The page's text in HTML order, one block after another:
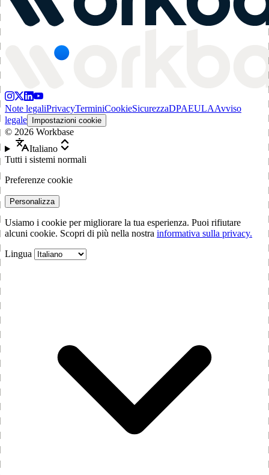
Note legaliPrivacyTerminiCookieSicurezzaDPAEULAAvviso
legale
Impostazioni cookie
© 2026 Workbase
Italiano
Tutti i sistemi normali
Preferenze cookie
Personalizza
Usiamo i cookie per migliorare la tua esperienza. Puoi rifiutare
alcuni cookie. Scopri di più nella nostra informativa sulla privacy.
Lingua